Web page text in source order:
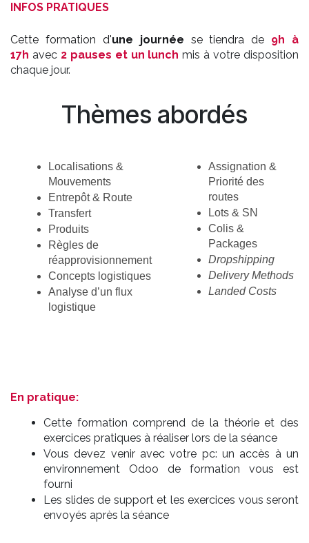
INFOS PRATIQUES
Cette formation d'une journée se tiendra de 9h à
17h avec 2 pauses et un lunch mis à votre disposition
chaque jour.
Thèmes abordés
Localisations &
Mouvements
Entrepôt & Route
Transfert
Produits
Règles de
réapprovisionnement
Concepts logistiques
Analyse d’un flux
logistique
Assignation &
Priorité des
routes
Lots & SN
Colis &
Packages
Dropshipping
Delivery Methods
Landed Costs
En pratique:
Cette formation comprend de la théorie et des
exercices pratiques à réaliser lors de la séance
Vous devez venir avec votre pc: un accès à un
environnement Odoo de formation vous est
fourni
Les slides de support et les exercices vous seront
envoyés après la séance